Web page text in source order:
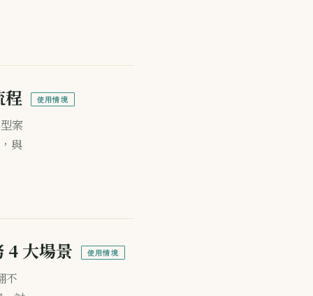
程 使用情境
案
與
4 大場景 使用情境
不